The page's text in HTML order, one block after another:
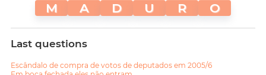
M A D U R O
Last questions
Escândalo de compra de votos de deputados em 2005/6